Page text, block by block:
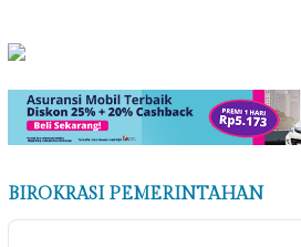
BIROKRASI PEMERINTAHAN